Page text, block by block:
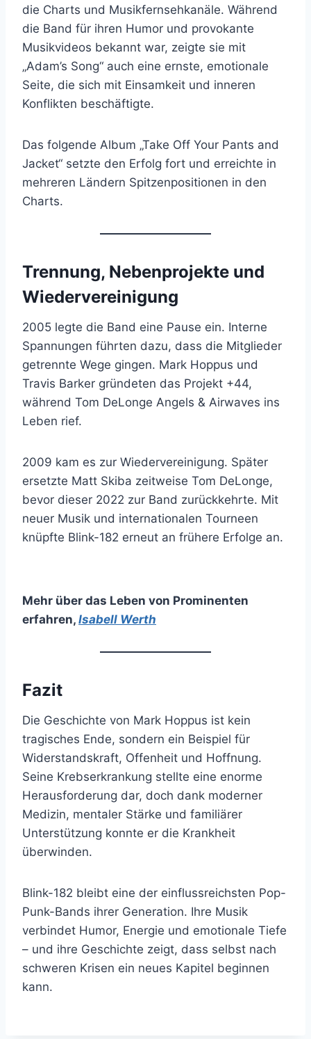
die Charts und Musikfernsehkanäle. Während
die Band für ihren Humor und provokante
Musikvideos bekannt war, zeigte sie mit
„Adam’s Song“ auch eine ernste, emotionale
Seite, die sich mit Einsamkeit und inneren
Konflikten beschäftigte.
Das folgende Album „Take Off Your Pants and
Jacket“ setzte den Erfolg fort und erreichte in
mehreren Ländern Spitzenpositionen in den
Charts.
Trennung, Nebenprojekte und
Wiedervereinigung
2005 legte die Band eine Pause ein. Interne
Spannungen führten dazu, dass die Mitglieder
getrennte Wege gingen. Mark Hoppus und
Travis Barker gründeten das Projekt +44,
während Tom DeLonge Angels & Airwaves ins
Leben rief.
2009 kam es zur Wiedervereinigung. Später
ersetzte Matt Skiba zeitweise Tom DeLonge,
bevor dieser 2022 zur Band zurückkehrte. Mit
neuer Musik und internationalen Tourneen
knüpfte Blink-182 erneut an frühere Erfolge an.
Mehr über das Leben von Prominenten
erfahren, Isabell Werth
Fazit
Die Geschichte von Mark Hoppus ist kein
tragisches Ende, sondern ein Beispiel für
Widerstandskraft, Offenheit und Hoffnung.
Seine Krebserkrankung stellte eine enorme
Herausforderung dar, doch dank moderner
Medizin, mentaler Stärke und familiärer
Unterstützung konnte er die Krankheit
überwinden.
Blink-182 bleibt eine der einflussreichsten Pop-
Punk-Bands ihrer Generation. Ihre Musik
verbindet Humor, Energie und emotionale Tiefe
– und ihre Geschichte zeigt, dass selbst nach
schweren Krisen ein neues Kapitel beginnen
kann.